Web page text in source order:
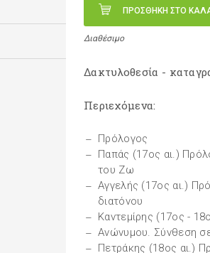
ΠΡΟΣΘΗΚΗ ΣΤΟ
Διαθέσιμο
Δακτυλοθεσία -
Περιεχόμενα:
Πρόλογος
Παπάς (17ος αι.)
του Ζω
Αγγελής (17ος αι.)
διατόνου
Καντεμίρης (17ος -
Ανώνυμου. Σύνθεση
Πετράκης (18ος αι.)